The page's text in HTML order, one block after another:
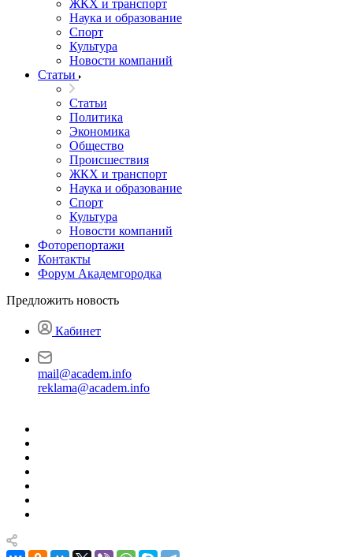
ЖКХ и транспорт
Наука и образование
Спорт
Культура
Новости компаний
Статьи
Статьи
Политика
Экономика
Общество
Происшествия
ЖКХ и транспорт
Наука и образование
Спорт
Культура
Новости компаний
Фоторепортажи
Контакты
Форум Академгородка
Предложить новость
Кабинет
mail@academ.info
reklama@academ.info